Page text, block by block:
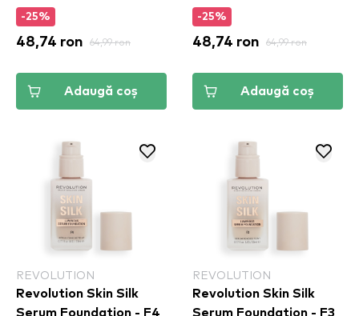
-25%
48,74 ron 64,99 ron
Adaugă coș
-25%
48,74 ron 64,99 ron
Adaugă coș
REVOLUTION
Revolution Skin Silk
Serum Foundation - F4
REVOLUTION
Revolution Skin Silk
Serum Foundation - F3